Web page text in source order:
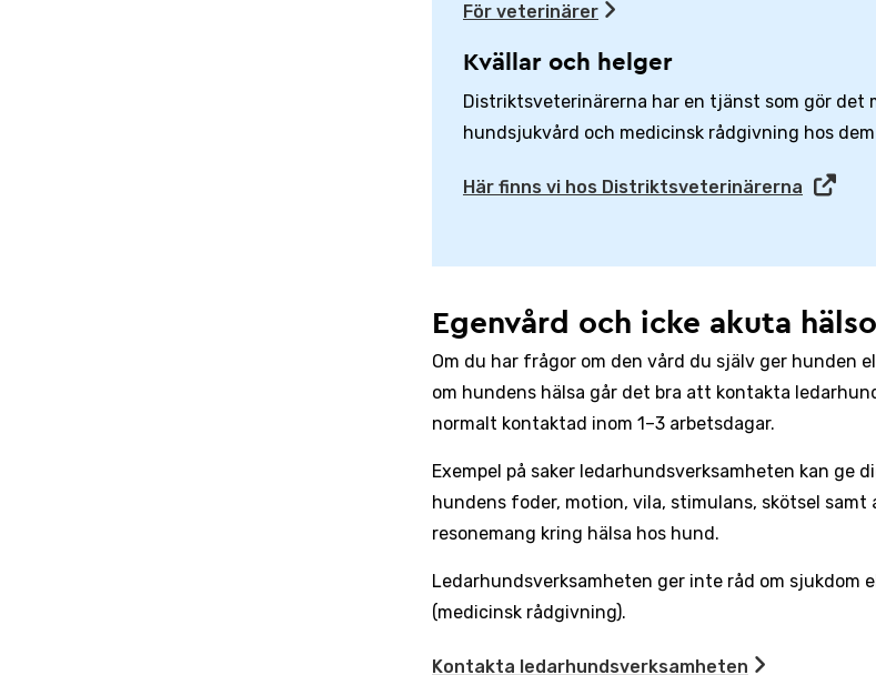
För veterinärer
Kvällar och helger
Distriktsveterinärerna har en tjänst som gör det
hundsjukvård och medicinsk rådgivning hos
Här finns vi hos Distriktsveterinärerna
Egenvård och icke akuta
Om du har frågor om den vård du själv ger hunden
om hundens hälsa går det bra att kontakta
normalt kontaktad inom 1–3 arbetsdagar.
Exempel på saker ledarhundsverksamheten kan ge
hundens foder, motion, vila, stimulans, skötsel samt
resonemang kring hälsa hos hund.
Ledarhundsverksamheten ger inte råd om sjukdom
(medicinsk rådgivning).
Kontakta ledarhundsverksamheten